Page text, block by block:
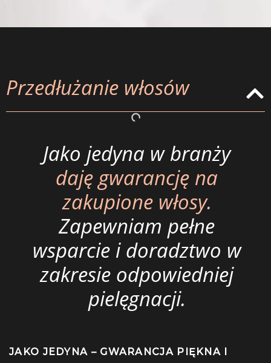
Przedłużanie włosów
Jako jedyna w branży
daję gwarancję na
zakupione włosy.
Zapewniam pełne
wsparcie i doradztwo w
zakresie odpowiedniej
pielęgnacji.
JAKO JEDYNA – GWARANCJA PIĘKNA I